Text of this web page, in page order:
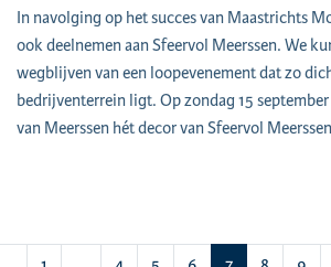
In navolging op het succes van Maastrichts
ook deelnemen aan Sfeervol Meerssen. We
wegblijven van een loopevenement dat zo
bedrijventerrein ligt. Op zondag 15
van Meerssen hét decor van Sfeervol